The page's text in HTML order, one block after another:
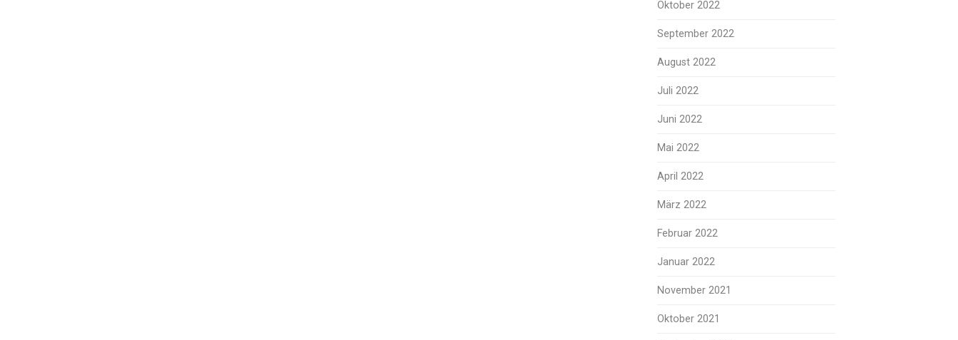
Oktober 2022
September 2022
August 2022
Juli 2022
Juni 2022
Mai 2022
April 2022
März 2022
Februar 2022
Januar 2022
November 2021
Oktober 2021